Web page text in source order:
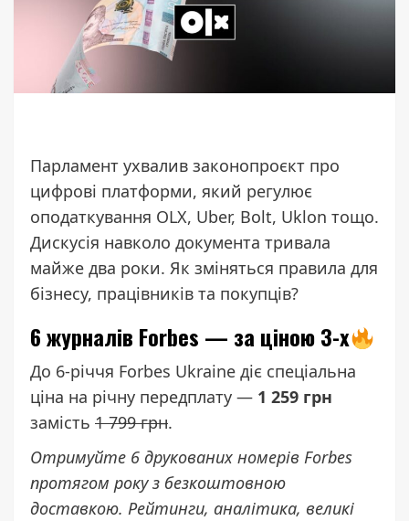
Парламент ухвалив законопроєкт про
цифрові платформи, який регулює
оподаткування OLX, Uber, Bolt, Uklon тощо.
Дискусія навколо документа тривала
майже два роки. Як зміняться правила для
бізнесу, працівників та покупців?
6 журналів Forbes — за ціною 3-х
До 6-річчя Forbes Ukraine діє спеціальна
ціна на річну передплату — 1 259 грн
замість 1 799 грн.
Отримуйте 6 друкованих номерів Forbes
протягом року з безкоштовною
доставкою. Рейтинги, аналітика, великі